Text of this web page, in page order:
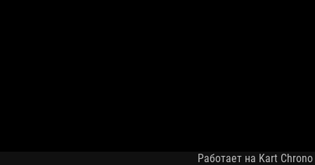
Работает на Kart Chrono